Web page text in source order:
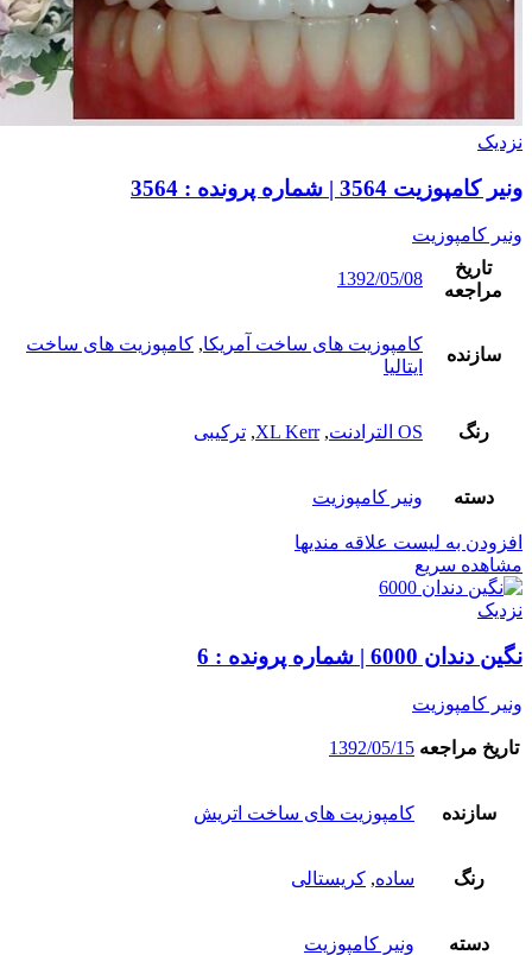
نزدیک
ونیر کامپوزیت 3564 | شماره پرونده : 3564
ونیر کامپوزیت
تاریخ
مراجعه
1392/05/08
سازنده
کامپوزیت های ساخت آمریکا, کامپوزیت های ساخت
ایتالیا
رنگ OS الترادنت ,
XL Kerr
, ترکیبی
دسته ونیر کامپوزیت
افزودن به لیست علاقه مندیها
مشاهده سریع
نزدیک
نگین دندان 6000 | شماره پرونده : 6
ونیر کامپوزیت
تاریخ مراجعه 1392/05/15
سازنده کامپوزیت های ساخت اتریش
رنگ ساده, کریستالی
دسته ونیر کامپوزیت